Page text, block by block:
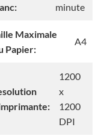
minute
Maximale
Papier:
A4
1200
x
1200
DPI